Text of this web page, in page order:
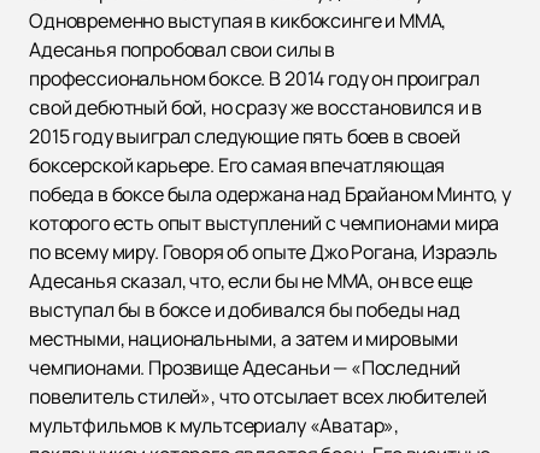
Одновременно выступая в кикбоксинге и ММА,
Адесанья попробовал свои силы в
профессиональном боксе. В 2014 году он проиграл
свой дебютный бой, но сразу же восстановился и в
2015 году выиграл следующие пять боев в своей
боксерской карьере. Его самая впечатляющая
победа в боксе была одержана над Брайаном Минто, у
которого есть опыт выступлений с чемпионами мира
по всему миру. Говоря об опыте Джо Рогана, Израэль
Адесанья сказал, что, если бы не ММА, он все еще
выступал бы в боксе и добивался бы победы над
местными, национальными, а затем и мировыми
чемпионами. Прозвище Адесаньи — «Последний
повелитель стилей», что отсылает всех любителей
мультфильмов к мультсериалу «Аватар»,